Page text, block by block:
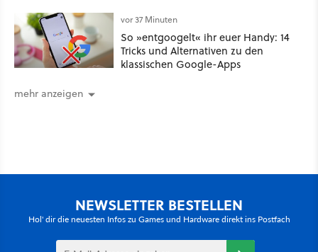
vor 37 Minuten
So »entgoogelt« ihr euer Handy: 14
Tricks und Alternativen zu den
klassischen Google-Apps
mehr anzeigen
NEWSLETTER BESTELLEN
Hol' dir die neuesten Infos zu Games und Hardware direkt ins Postfach